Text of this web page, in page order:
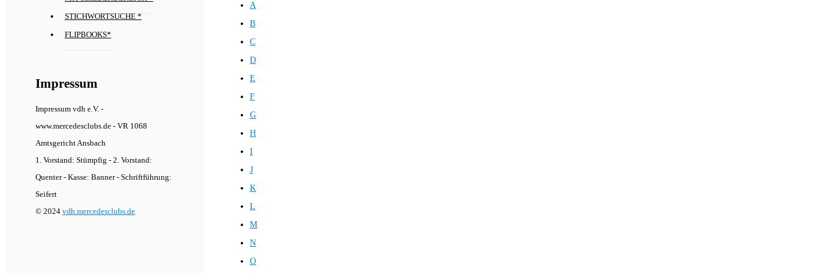
STICHWORTSUCHE *
FLIPBOOKS*
Impressum
Impressum vdh e.V. -
www.mercedesclubs.de - VR 1068
Amtsgericht Ansbach
1. Vorstand: Stümpfig - 2. Vorstand:
Quenter - Kasse: Banner - Schriftführung:
Seifert
© 2024 vdh.mercedesclubs.de
A
B
C
D
E
F
G
H
I
J
K
L
M
N
O